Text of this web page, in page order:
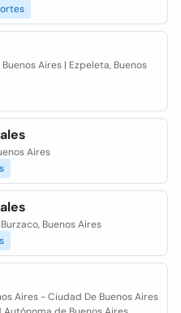
Aires | Ezpeleta, Buenos
Aires
Burzaco, Buenos Aires
Aires - Ciudad De Buenos Aires